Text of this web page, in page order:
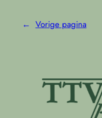
← Vorige pagina